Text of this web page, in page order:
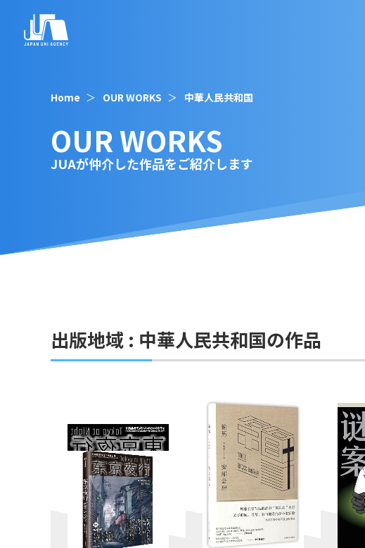
Home OUR WORKS 中華人民共和国
OUR WORKS
JUAが仲介した作品をご紹介します
出版地域 : 中華人民共和国の作品